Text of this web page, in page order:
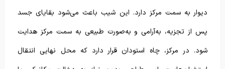
دیوار به سمت مرکز دارد. این شیب باعث می‌شود بقایای جسد
پس از تجزیه، به‌آرامی و به‌صورت طبیعی به سمت مرکز هدایت
شود. در مرکز، چاه استودان قرار دارد که محل نهایی انتقال